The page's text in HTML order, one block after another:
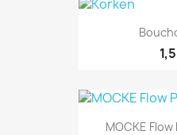
MOCKE